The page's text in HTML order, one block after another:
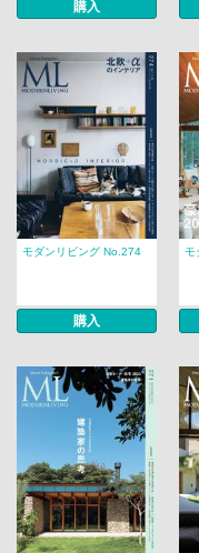
購入
モダンリビング No.274
購入
モ